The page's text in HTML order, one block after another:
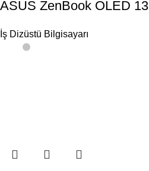
ASUS ZenBook OLED 13
İş Dizüstü Bilgisayarı